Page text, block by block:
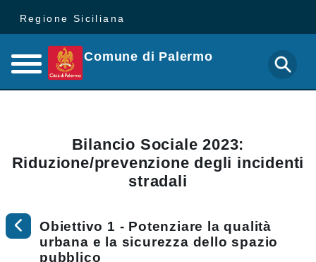
Regione Siciliana
Comune di Palermo
Bilancio Sociale 2023:
Riduzione/prevenzione degli incidenti
stradali
Obiettivo 1 - Potenziare la qualità
urbana e la sicurezza dello spazio
pubblico